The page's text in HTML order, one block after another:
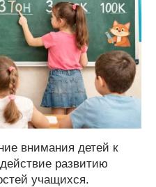
внимания детей к
развитию
учащихся.